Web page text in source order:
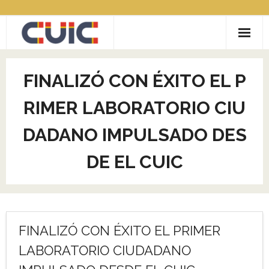
contenido
ACERCA DE CUIC
CONVOCATORIAS
- LABIC Reciclaje inclusivo
- COVID19
COMUNIDADES
- CityLAB
- GAMEREV
- RECICLAJE CON INCLUSIÓN SOCIAL
- MUJERES EN TECH
Contacto
FINALIZÓ CON ÉXITO EL P
RIMER LABORATORIO CIU
DADANO IMPULSADO DES
DE EL CUIC
FINALIZÓ CON ÉXITO EL PRIMER
LABORATORIO CIUDADANO